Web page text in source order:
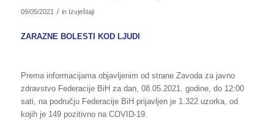
09/05/2021 / in Izvještaji
ZARAZNE BOLESTI KOD LJUDI
Prema informacijama objavljenim od strane Zavoda za javno
zdravstvo Federacije BiH za dan, 08.05.2021. godine, do 12:00
sati, na području Federacije BiH prijavljen je 1.322 uzorka, od
kojih je 149 pozitivno na COVID-19.